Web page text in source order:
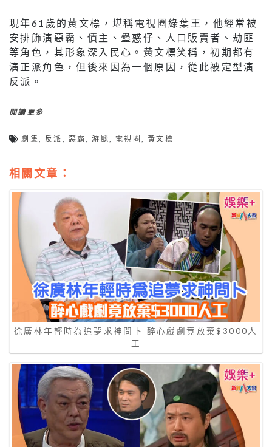
現年61歲的黃文標，堪稱電視圈綠葉王，他經常被
安排飾演惡霸、債主、蠱惑仔、人口販賣者、劫匪
等角色，其形象深入民心。黃文標笑稱，初期都有
演正派角色，但後來因為一個原因，從此被定型演
反派。
閱讀更多
劇集 反派 惡霸 ,游颷 電視圈 黃文標
相關文章：
徐廣林年輕時為追夢求神問卜 醉心戲劇竟放棄$3000人
工